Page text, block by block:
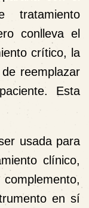
conlleva el
crítico, la
reemplazar
Esta
usada para
clínico,
en sí